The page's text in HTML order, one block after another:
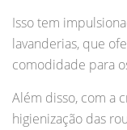
Isso tem
lavanderias, que
comodidade para
Além disso, com a
higienização das